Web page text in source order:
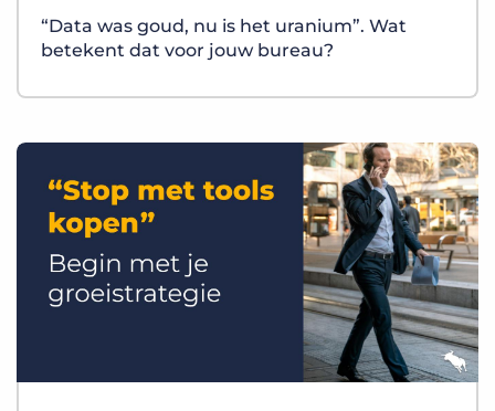
“Data was goud, nu is het uranium”. Wat
betekent dat voor jouw bureau?